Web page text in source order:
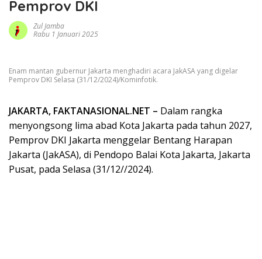
Pemprov DKI
Zul Jamba
Rabu 1 Januari 2025
Enam mantan gubernur Jakarta menghadiri acara JakASA yang digelar
Pemprov DKI Selasa (31/12/2024)/Kominfotik.
JAKARTA, FAKTANASIONAL.NET – Dalam rangka
menyongsong lima abad Kota Jakarta pada tahun 2027,
Pemprov DKI Jakarta menggelar Bentang Harapan
Jakarta (JakASA), di Pendopo Balai Kota Jakarta, Jakarta
Pusat, pada Selasa (31/12//2024).